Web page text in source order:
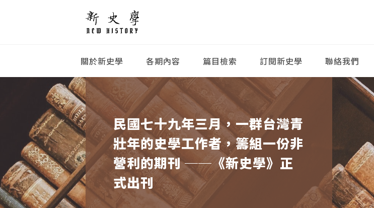
關於新史學 各期內容 篇目檢索 訂閱新史學 聯絡我們
民國七十九年三月，一群台灣青
壯年的史學工作者，籌組一份非
營利的期刊 ──《新史學》正
式出刊